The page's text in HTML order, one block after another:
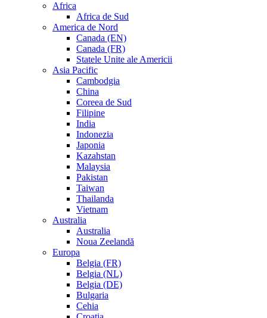
Africa
Africa de Sud
America de Nord
Canada (EN)
Canada (FR)
Statele Unite ale Americii
Asia Pacific
Cambodgia
China
Coreea de Sud
Filipine
India
Indonezia
Japonia
Kazahstan
Malaysia
Pakistan
Taiwan
Thailanda
Vietnam
Australia
Australia
Noua Zeelandă
Europa
Belgia (FR)
Belgia (NL)
Belgia (DE)
Bulgaria
Cehia